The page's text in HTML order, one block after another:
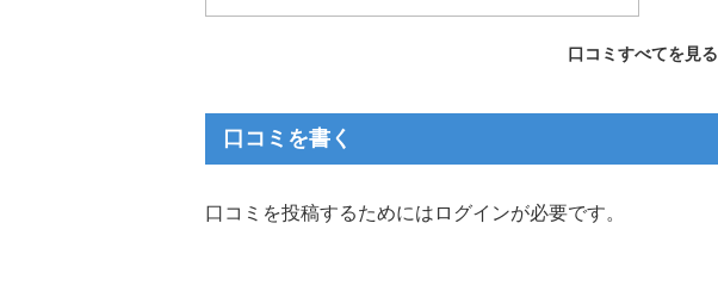
口コミすべてを見る
口コミを書く
口コミを投稿するためにはログインが必要です。